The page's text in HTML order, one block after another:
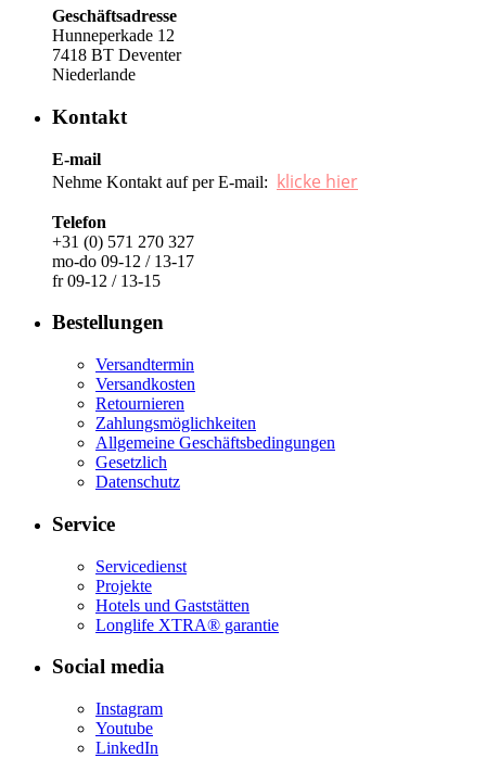
Geschäftsadresse
Hunneperkade 12
7418 BT Deventer
Niederlande
Kontakt
E-mail
Nehme Kontakt auf per E-mail: klicke hier
Telefon
+31 (0) 571 270 327
mo-do 09-12 / 13-17
fr 09-12 / 13-15
Bestellungen
Versandtermin
Versandkosten
Retournieren
Zahlungsmöglichkeiten
Allgemeine Geschäftsbedingungen
Gesetzlich
Datenschutz
Service
Servicedienst
Projekte
Hotels und Gaststätten
Longlife​ XTRA® garantie
Social media
Instagram
Youtube
LinkedIn